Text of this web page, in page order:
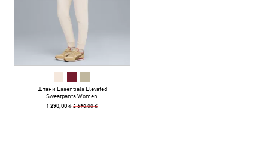
Штани Essentials Elevated
Sweatpants Women
1 290,00 ₴2 690,00 ₴